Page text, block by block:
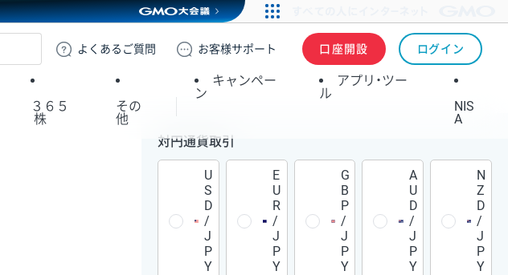
GMOクリック証券
よくある ご質問 お客様サポート 口座開設 ログイン
３６５
株
その
他
キャンペー
ン
アプリ・ツー
ル
NIS
A
対円通貨取引
U
S
D
/
J
P
Y
E
U
R
/
J
P
Y
G
B
P
/
J
P
Y
A
U
D
/
J
P
Y
N
Z
D
/
J
P
Y